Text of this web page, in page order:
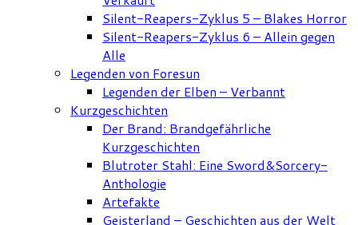
Silent-Reapers-Zyklus 5 – Blakes Horror
Silent-Reapers-Zyklus 6 – Allein gegen
Alle
Legenden von Foresun
Legenden der Elben – Verbannt
Kurzgeschichten
Der Brand: Brandgefährliche
Kurzgeschichten
Blutroter Stahl: Eine Sword&Sorcery-
Anthologie
Artefakte
Geisterland – Geschichten aus der Welt